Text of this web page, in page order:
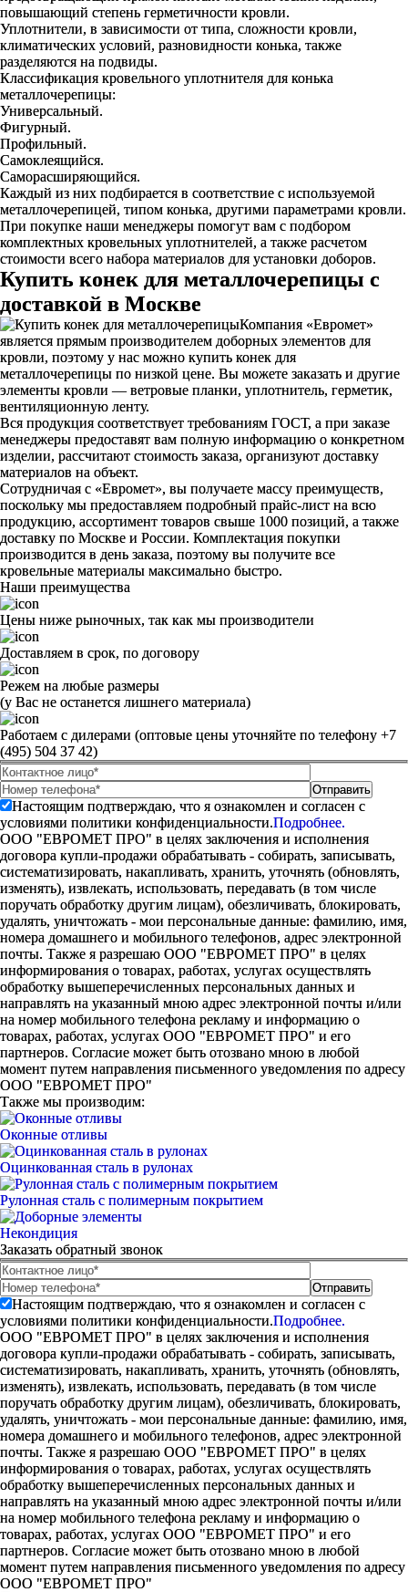
повышающий степень герметичности кровли.
Уплотнители, в зависимости от типа, сложности кровли,
климатических условий, разновидности конька, также
разделяются на подвиды.
Классификация кровельного уплотнителя для конька
металлочерепицы:
Универсальный.
Фигурный.
Профильный.
Самоклеящийся.
Саморасширяющийся.
Каждый из них подбирается в соответствие с используемой
металлочерепицей, типом конька, другими параметрами кровли.
При покупке наши менеджеры помогут вам с подбором
комплектных кровельных уплотнителей, а также расчетом
стоимости всего набора материалов для установки доборов.
Купить конек для металлочерепицы с
доставкой в Москве
Компания «Евромет»
является прямым производителем доборных элементов для
кровли, поэтому у нас можно купить конек для
металлочерепицы по низкой цене. Вы можете заказать и другие
элементы кровли — ветровые планки, уплотнитель, герметик,
вентиляционную ленту.
Вся продукция соответствует требованиям ГОСТ, а при заказе
менеджеры предоставят вам полную информацию о конкретном
изделии, рассчитают стоимость заказа, организуют доставку
материалов на объект.
Сотрудничая с «Евромет», вы получаете массу преимуществ,
поскольку мы предоставляем подробный прайс-лист на всю
продукцию, ассортимент товаров свыше 1000 позиций, а также
доставку по Москве и России. Комплектация покупки
производится в день заказа, поэтому вы получите все
кровельные материалы максимально быстро.
Наши преимущества
Цены ниже рыночных, так как мы производители
Доставляем в срок, по договору
Режем на любые размеры
(у Вас не останется лишнего материала)
Работаем с дилерами (оптовые цены уточняйте по телефону +7
(495) 504 37 42)
Настоящим подтверждаю, что я ознакомлен и согласен с
условиями политики конфиденциальности.Подробнее.
ООО "ЕВРОМЕТ ПРО" в целях заключения и исполнения
договора купли-продажи обрабатывать - собирать, записывать,
систематизировать, накапливать, хранить, уточнять (обновлять,
изменять), извлекать, использовать, передавать (в том числе
поручать обработку другим лицам), обезличивать, блокировать,
удалять, уничтожать - мои персональные данные: фамилию, имя,
номера домашнего и мобильного телефонов, адрес электронной
почты. Также я разрешаю ООО "ЕВРОМЕТ ПРО" в целях
информирования о товарах, работах, услугах осуществлять
обработку вышеперечисленных персональных данных и
направлять на указанный мною адрес электронной почты и/или
на номер мобильного телефона рекламу и информацию о
товарах, работах, услугах ООО "ЕВРОМЕТ ПРО" и его
партнеров. Согласие может быть отозвано мною в любой
момент путем направления письменного уведомления по адресу
ООО "ЕВРОМЕТ ПРО"
Также мы производим:
Оконные отливы
Оцинкованная сталь в рулонах
Рулонная сталь с полимерным покрытием
Некондиция
Заказать обратный звонок
Настоящим подтверждаю, что я ознакомлен и согласен с
условиями политики конфиденциальности.Подробнее.
ООО "ЕВРОМЕТ ПРО" в целях заключения и исполнения
договора купли-продажи обрабатывать - собирать, записывать,
систематизировать, накапливать, хранить, уточнять (обновлять,
изменять), извлекать, использовать, передавать (в том числе
поручать обработку другим лицам), обезличивать, блокировать,
удалять, уничтожать - мои персональные данные: фамилию, имя,
номера домашнего и мобильного телефонов, адрес электронной
почты. Также я разрешаю ООО "ЕВРОМЕТ ПРО" в целях
информирования о товарах, работах, услугах осуществлять
обработку вышеперечисленных персональных данных и
направлять на указанный мною адрес электронной почты и/или
на номер мобильного телефона рекламу и информацию о
товарах, работах, услугах ООО "ЕВРОМЕТ ПРО" и его
партнеров. Согласие может быть отозвано мною в любой
момент путем направления письменного уведомления по адресу
ООО "ЕВРОМЕТ ПРО"